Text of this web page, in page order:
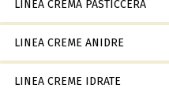
LINEA CREMA PASTICCERA
LINEA CREME ANIDRE
LINEA CREME IDRATE